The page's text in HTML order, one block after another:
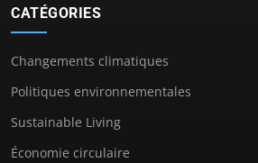
CATÉGORIES
Changements climatiques
Politiques environnementales
Sustainable Living
Économie circulaire